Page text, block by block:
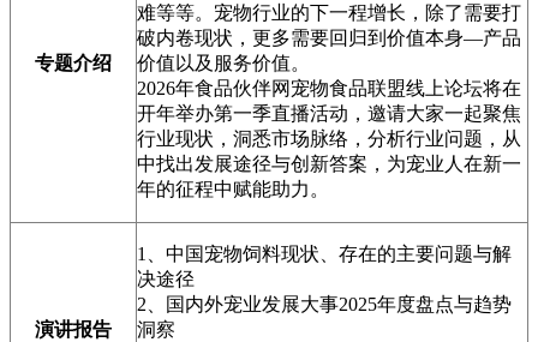
专题介绍
难等等。宠物行业的下一程增长，除了需要打
破内卷现状，更多需要回归到价值本身—产品
价值以及服务价值。
2026年食品伙伴网宠物食品联盟线上论坛将在
开年举办第一季直播活动，邀请大家一起聚焦
行业现状，洞悉市场脉络，分析行业问题，从
中找出发展途径与创新答案，为宠业人在新一
年的征程中赋能助力。
演讲报告
1、中国宠物饲料现状、存在的主要问题与解
决途径
2、国内外宠业发展大事2025年度盘点与趋势
洞察